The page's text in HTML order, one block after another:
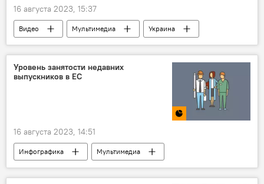
16 августа 2023, 15:37
Видео Мультимедиа
Украина
Россия
Ростислав Ищенко
военная операция
политика
безопасность
Уровень занятости недавних
выпускников в ЕС
16 августа 2023, 14:51
Инфографика
Мультимедиа
Европа
образование